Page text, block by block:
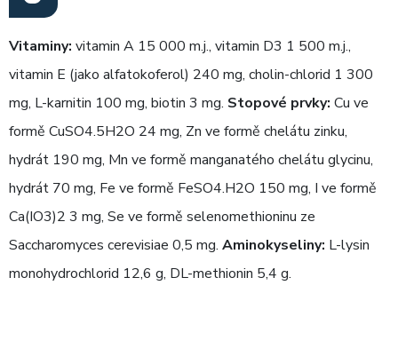
Vitaminy: vitamin A 15 000 m.j., vitamin D3 1 500 m.j.,
vitamin E (jako alfatokoferol) 240 mg, cholin-chlorid 1 300
mg, L-karnitin 100 mg, biotin 3 mg. Stopové prvky: Cu ve
formě CuSO4.5H2O 24 mg, Zn ve formě chelátu zinku,
hydrát 190 mg, Mn ve formě manganatého chelátu glycinu,
hydrát 70 mg, Fe ve formě FeSO4.H2O 150 mg, I ve formě
Ca(IO3)2 3 mg, Se ve formě selenomethioninu ze
Saccharomyces cerevisiae 0,5 mg. Aminokyseliny: L-lysin
monohydrochlorid 12,6 g, DL-methionin 5,4 g.